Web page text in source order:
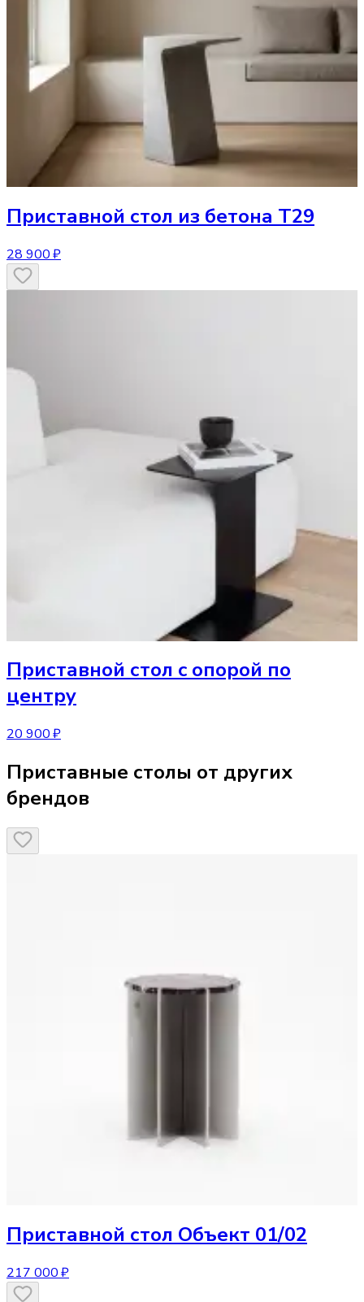
Приставной стол из бетона T29
28 900 ₽
Приставной стол c опорой по
центру
20 900 ₽
Приставные столы от других
брендов
Приставной стол Объект 01/02
217 000 ₽